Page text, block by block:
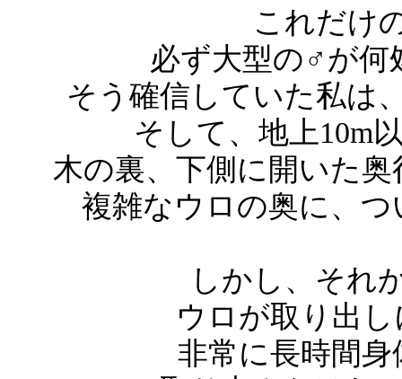
これだけ
必ず大型の♂が何
そう確信していた私は
そして、地上10m
木の裏、下側に開いた
複雑なウロの奥に、
しかし、それ
ウロが取り出
非常に長時間